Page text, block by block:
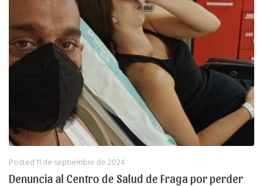
Posted11 de septiembre de 2024
Denuncia al Centro de Salud de Fraga por perder